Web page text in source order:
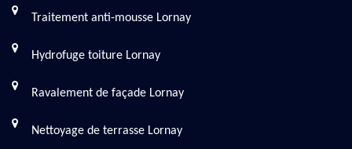
Traitement anti-mousse Lornay
Hydrofuge toiture Lornay
Ravalement de façade Lornay
Nettoyage de terrasse Lornay